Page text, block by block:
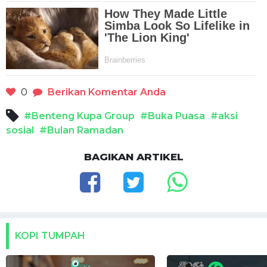
0 Berikan Komentar Anda
#Benteng Kupa Group #Buka Puasa #aksi
sosial #Bulan Ramadan
BAGIKAN ARTIKEL
KOPI TUMPAH